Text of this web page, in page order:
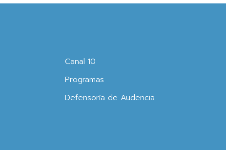
Canal 10
Programas
Defensoría de Audencia